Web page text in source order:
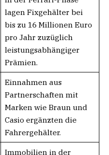
lagen Fixgehälter bei
bis zu 16 Millionen Euro
pro Jahr zuzüglich
leistungsabhängiger
Prämien.
Einnahmen aus
Partnerschaften mit
Marken wie Braun und
Casio ergänzten die
Fahrergehälter.
Immobilien in der